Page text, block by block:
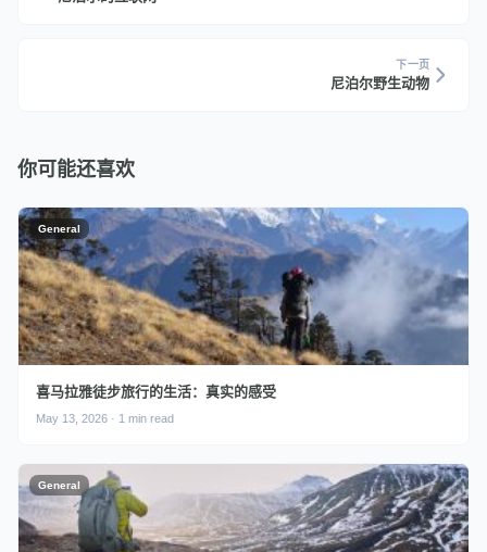
下一页
尼泊尔野生动物
你可能还喜欢
General
喜马拉雅徒步旅行的生活：真实的感受
May 13, 2026 · 1 min read
General